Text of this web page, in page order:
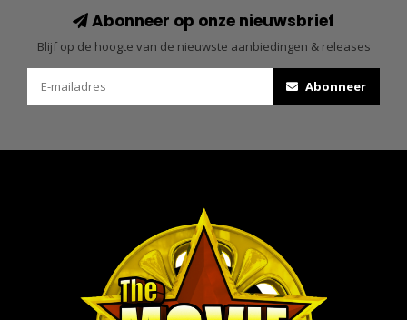
Abonneer op onze nieuwsbrief
Blijf op de hoogte van de nieuwste aanbiedingen & releases
Abonneer